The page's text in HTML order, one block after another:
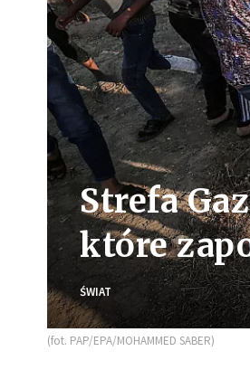
Strefa
które
ŚWIAT
(fot. PAP/EPA/MOHAMMED SABER)